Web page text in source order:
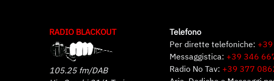
RADIO BLACKOUT
105.25 fm/DAB
Telefono
Per dirette telefoniche:
Messaggistica: +39 346
Radio No Tav: +39 377